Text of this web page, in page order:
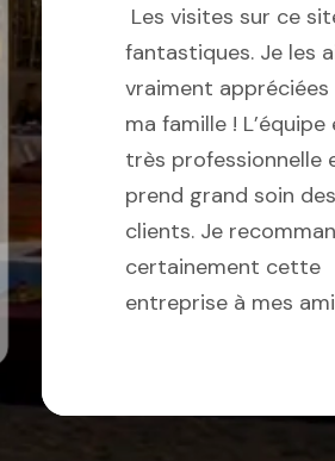
Les visites sur ce
fantastiques. Je les
vraiment appréciées
ma famille ! L’équipe
très professionnelle
prend grand soin des
clients. Je
certainement cette
entreprise à mes